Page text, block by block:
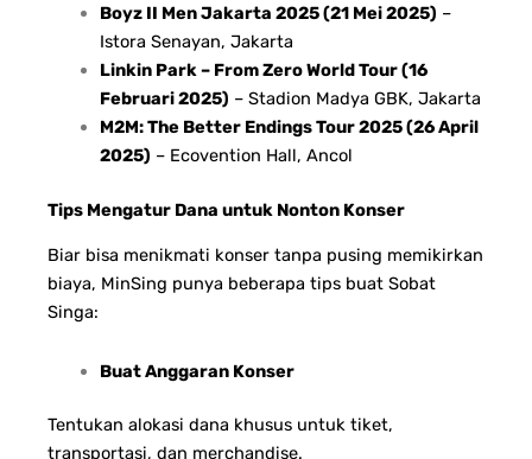
Boyz II Men Jakarta 2025 (21 Mei 2025) –
Istora Senayan, Jakarta
Linkin Park – From Zero World Tour (16
Februari 2025) – Stadion Madya GBK, Jakarta
M2M: The Better Endings Tour 2025 (26 April
2025) – Ecovention Hall, Ancol
Tips Mengatur Dana untuk Nonton Konser
Biar bisa menikmati konser tanpa pusing memikirkan
biaya, MinSing punya beberapa tips buat Sobat
Singa:
Buat Anggaran Konser
Tentukan alokasi dana khusus untuk tiket,
transportasi, dan merchandise.